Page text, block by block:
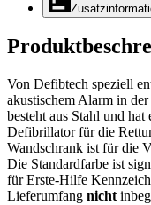
Von Defibtech speziell
akustischem Alarm in
besteht aus Stahl und hat
Defibrillator für die
Wandschrank ist für die
Die Standardfarbe ist
für Erste-Hilfe
Lieferumfang nicht